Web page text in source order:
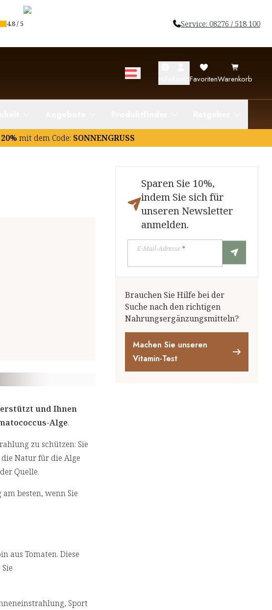
4.8/5 Service: 08276 / 518 100
FavoritenWarenkorb
20% mit dem Code: SONNENGRUSS
und Ihnen
Alge.
zu schützen: Sie
die Natur für die Alge
Quelle.
besten, wenn Sie
aus Tomaten. Diese
Sport
Sparen Sie 10%,
indem Sie sich für
unseren Newsletter
anmelden.
E-Mail-Adresse*
Brauchen Sie Hilfe bei der
Suche nach den richtigen
Nahrungsergänzungsmitteln?
Machen Sie unseren
Vitamin-Test